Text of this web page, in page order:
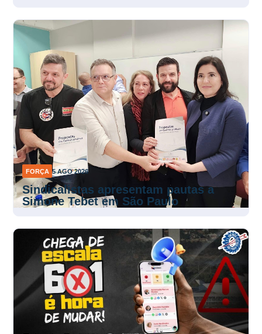
FORÇA 5 AGO 2026
Sindicalistas apresentam pautas a
Simone Tebet em São Paulo